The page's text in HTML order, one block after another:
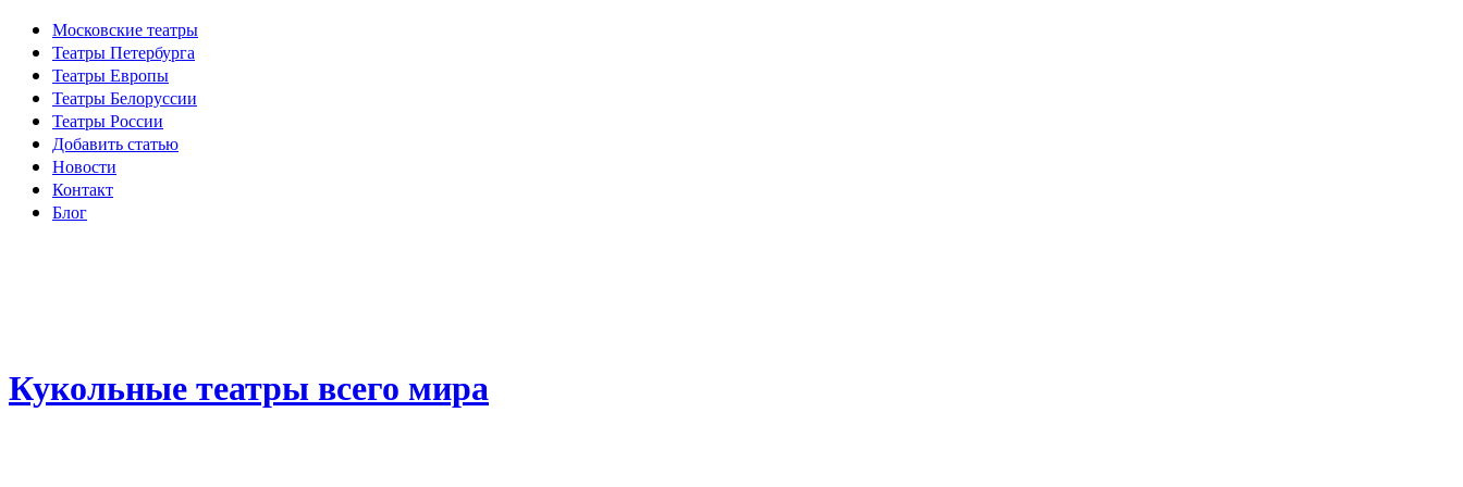
Московские театры
Театры Петербурга
Театры Европы
Театры Белоруссии
Театры России
Добавить статью
Новости
Контакт
Блог
Кукольные театры всего мира